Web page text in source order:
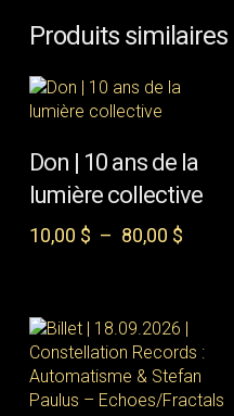
Produits similaires
OPTIONS
produit
a
plusieurs
variations.
être
choisies
sur
la
Don | 10 ans de la
lumière collective
10,00 $ – 80,00 $Plage
80,00 $